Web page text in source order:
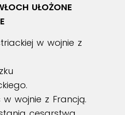
UŁOŻONE
w wojnie z
w wojnie z Francją.